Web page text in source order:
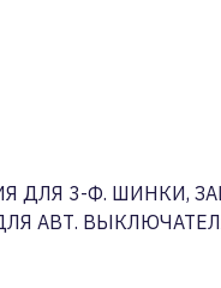
ДЛЯ 3-Ф. ШИНКИ,
АВТ.